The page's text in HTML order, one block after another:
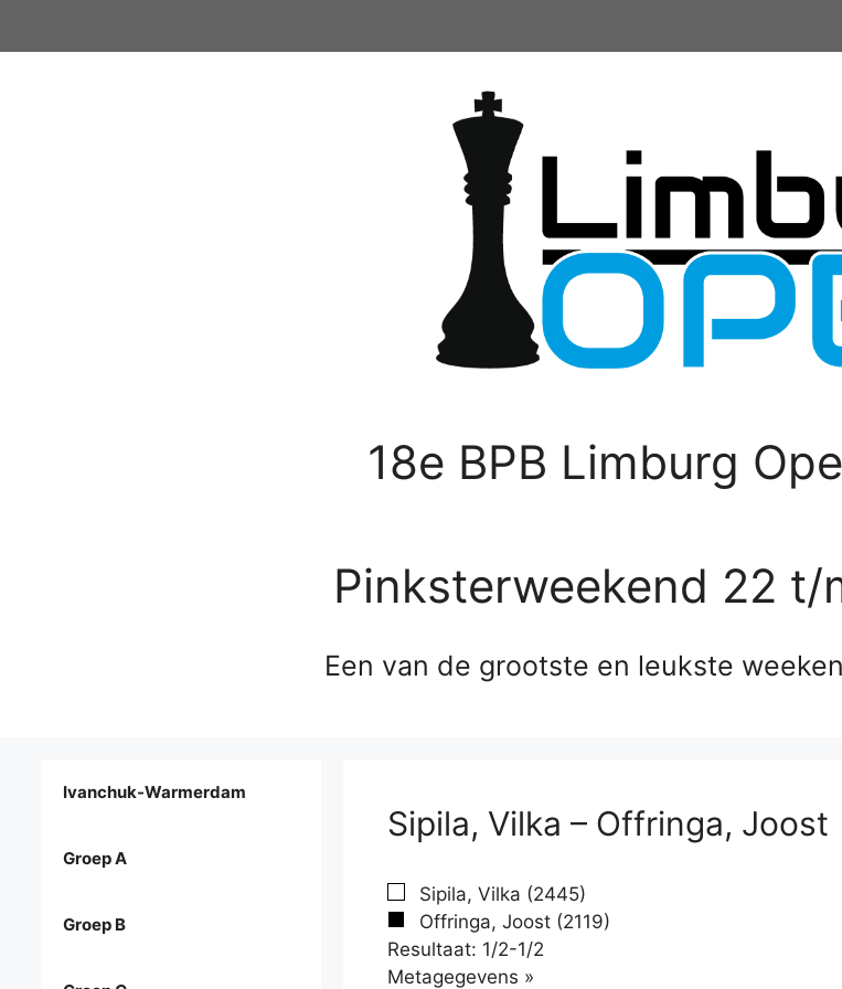
18e BPB Limburg
Pinksterweekend 22 t/
Een van de grootste en leukste
Sipila, Vilka – Offringa, Joost
Sipila, Vilka (2445)
Offringa, Joost (2119)
Resultaat: 1/2-1/2
Metagegevens »
Ivanchuk-Warmerdam
Groep A
Groep B